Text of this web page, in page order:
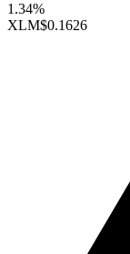
1.34%
XLM$0.1626